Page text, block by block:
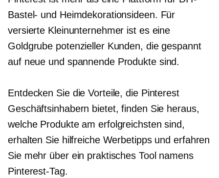
Bastel- und Heimdekorationsideen. Für
versierte Kleinunternehmer ist es eine
Goldgrube potenzieller Kunden, die gespannt
auf neue und spannende Produkte sind.
Entdecken Sie die Vorteile, die Pinterest
Geschäftsinhabern bietet, finden Sie heraus,
welche Produkte am erfolgreichsten sind,
erhalten Sie hilfreiche Werbetipps und erfahren
Sie mehr über ein praktisches Tool namens
Pinterest-Tag.